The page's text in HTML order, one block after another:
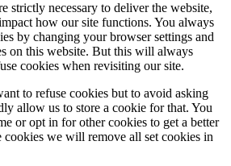
strictly necessary to deliver the website,
how our site functions. You always
by changing your browser settings and
on this website. But this will always
cookies when revisiting our site.
to refuse cookies but to avoid asking
allow us to store a cookie for that. You
or opt in for other cookies to get a better
cookies we will remove all set cookies in